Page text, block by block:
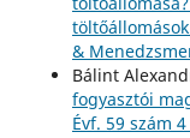
&
Bálint
fogyasztói
Évf. 59 szám